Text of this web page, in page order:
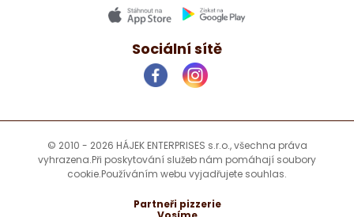
Sociální sítě
© 2010 - 2026 HÁJEK ENTERPRISES s.r.o., všechna práva
vyhrazena.Při poskytování služeb nám pomáhají soubory
cookie.Používáním webu vyjadřujete souhlas.
Partneři pizzerie